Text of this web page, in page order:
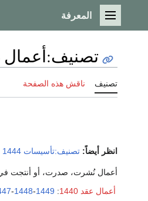
القائمة الرئيسية
المعرفة
تصنيف:أعمال 1444
تصنيف ناقش هذه الصفحة
انظر أيضاً: تصنيف:تأسيسات 1444
أعمال نُشرت، صدرت، أو أنتجت
أعمال عقد 1440
:
-1448-1449